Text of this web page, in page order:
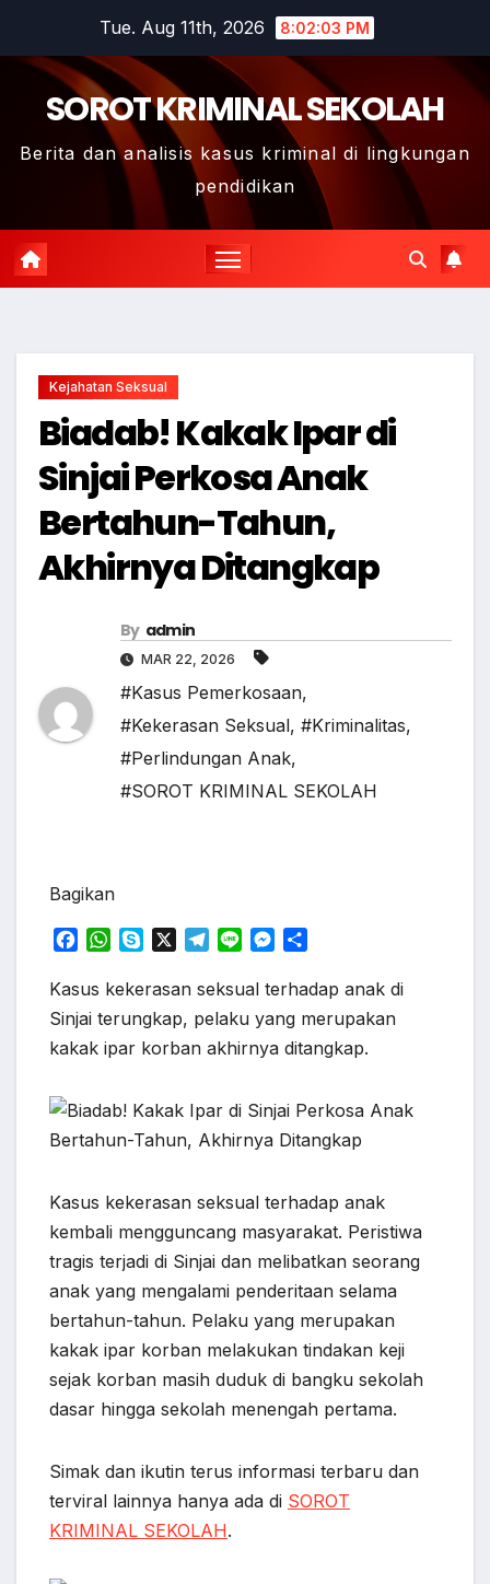
content
Tue. Aug 11th, 2026 8:02:05 PM
SOROT KRIMINAL SEKOLAH
Berita dan analisis kasus kriminal di lingkungan
pendidikan
Kejahatan Seksual
Biadab! Kakak Ipar di
Sinjai Perkosa Anak
Bertahun-Tahun,
Akhirnya Ditangkap
By admin
MAR 22, 2026
#Kasus Pemerkosaan,
#Kekerasan Seksual, #Kriminalitas,
#Perlindungan Anak,
#SOROT KRIMINAL SEKOLAH
Bagikan
c
e
o
k
W
a
t
A
p
y
p
e
T
l
e
g
r
m
n
e
M
s
s
n
e
r
a
r
Kasus kekerasan seksual terhadap anak di
Sinjai terungkap, pelaku yang merupakan
kakak ipar korban akhirnya ditangkap.
Kasus kekerasan seksual terhadap anak
kembali mengguncang masyarakat. Peristiwa
tragis terjadi di Sinjai dan melibatkan seorang
anak yang mengalami penderitaan selama
bertahun-tahun. Pelaku yang merupakan
kakak ipar korban melakukan tindakan keji
sejak korban masih duduk di bangku sekolah
dasar hingga sekolah menengah pertama.
Simak dan ikutin terus informasi terbaru dan
terviral lainnya hanya ada di SOROT
KRIMINAL SEKOLAH.